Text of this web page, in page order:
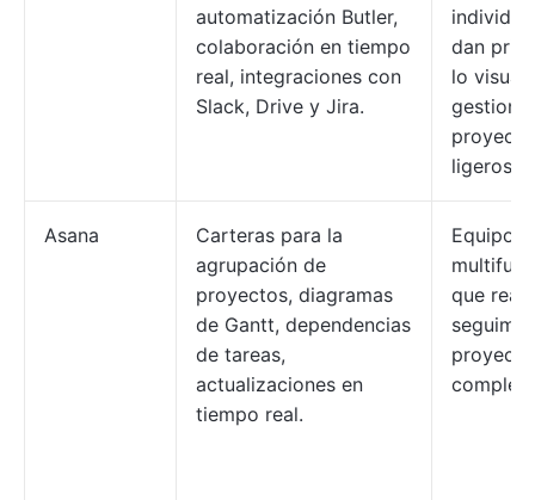
automatización Butler,
colaboración en tiempo
real, integraciones con
Slack, Drive y Jira.
dan
lo visual
ligeros.
Asana
Carteras para la
agrupación de
proyectos, diagramas
de Gantt, dependencias
de tareas,
actualizaciones en
tiempo real.
Equipos
que